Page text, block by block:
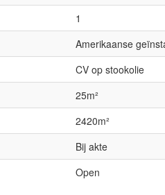
1
Amerikaanse
CV op stookolie
25m²
2420m²
Bij akte
Open